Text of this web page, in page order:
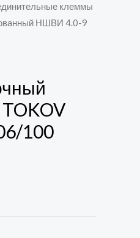
клеммы
НШВИ 4.0-9
100